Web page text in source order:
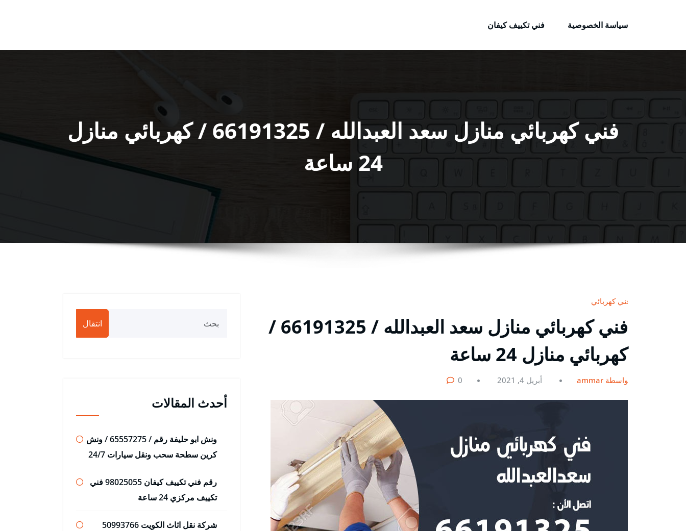
سياسة الخصوصية
فني تكييف كيفان
فني كهربائي منازل سعد العبدالله / 66191325 / كهربائي منازل
24 ساعة
فني كهربائي
فني كهربائي منازل سعد العبدالله / 66191325 /
كهربائي منازل 24 ساعة
بواسطة ammar أبريل 4, 2021 0
انتقال
أحدث المقالات
ونش ابو حليفة رقم / 65557275 / ونش
كرين سطحة سحب ونقل سيارات 24/7
رقم فني تكييف كيفان 98025055 فني
تكييف مركزي 24 ساعة
شركة نقل اثاث الكويت 50993766